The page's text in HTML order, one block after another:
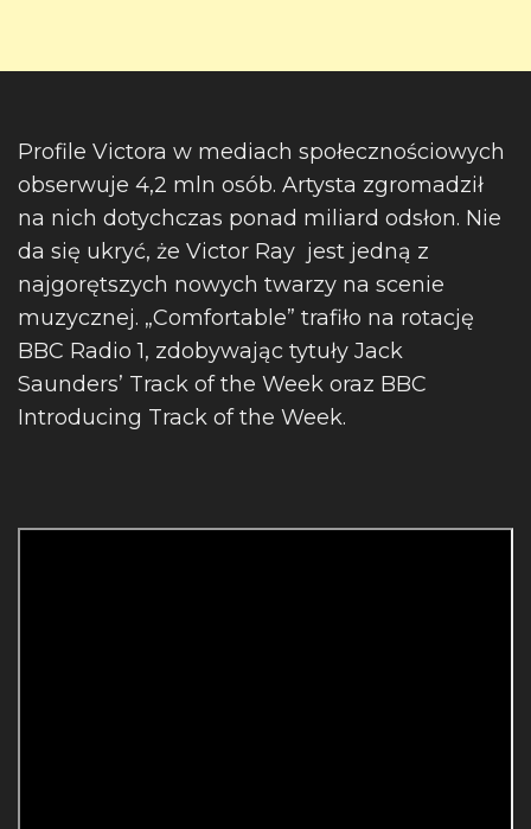
Profile Victora w mediach społecznościowych
obserwuje 4,2 mln osób. Artysta zgromadził
na nich dotychczas ponad miliard odsłon. Nie
da się ukryć, że Victor Ray jest jedną z
najgorętszych nowych twarzy na scenie
muzycznej. „Comfortable” trafiło na rotację
BBC Radio 1, zdobywając tytuły Jack
Saunders’ Track of the Week oraz BBC
Introducing Track of the Week.